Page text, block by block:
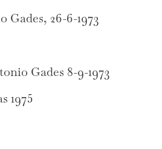
26-6-1973
Gades 8-9-1973
1975